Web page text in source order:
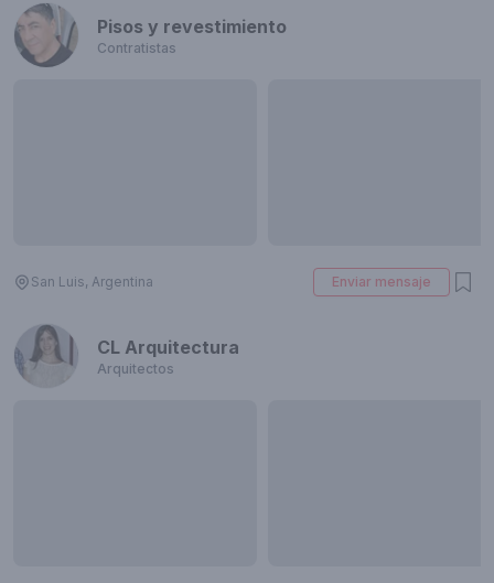
Pisos y revestimiento
Contratistas
San Luis, Argentina Enviar mensaje
CL Arquitectura
Arquitectos